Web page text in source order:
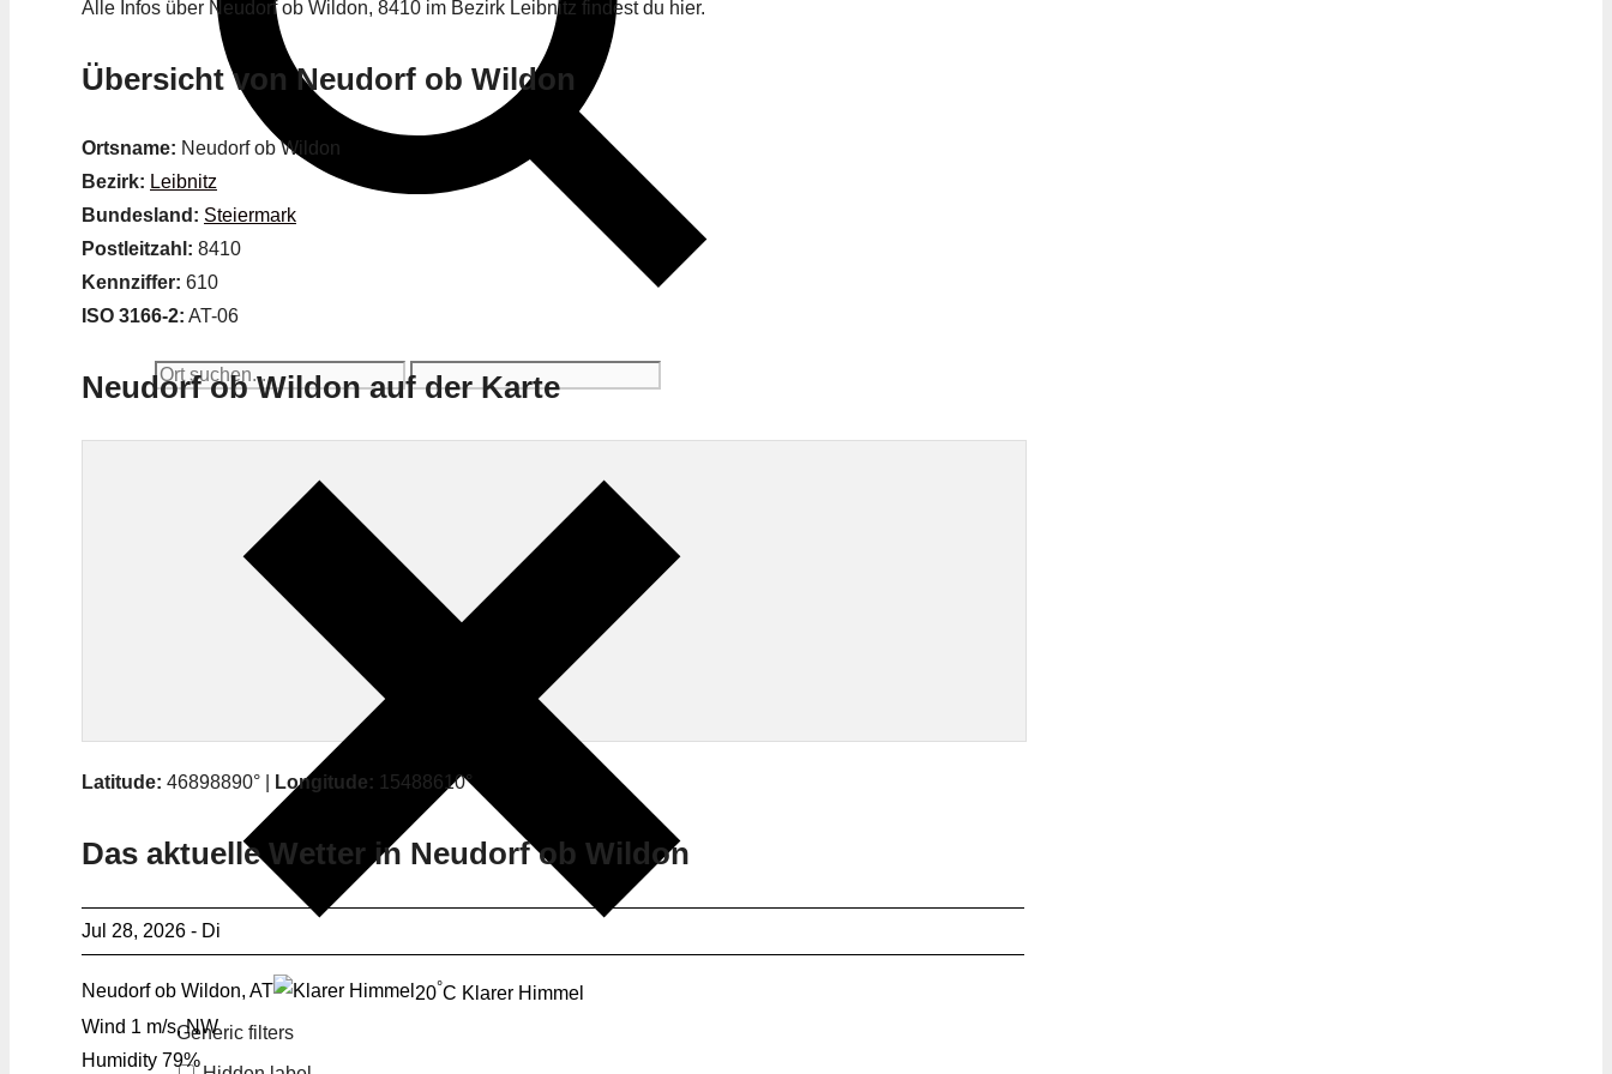
Generic filters
Alle Infos über Neudorf ob Wildon, 8410 im Bezirk Leibnitz findest du hier.
Übersicht von Neudorf ob Wildon
Ortsname: Neudorf ob Wildon
Bezirk: Leibnitz
Bundesland: Steiermark
Postleitzahl: 8410
Kennziffer: 610
ISO 3166-2: AT-06
Neudorf ob Wildon auf der Karte
Latitude: 46898890° | Longitude: 15488610°
Das aktuelle Wetter in Neudorf ob Wildon
Jul 28, 2026 - Di
Neudorf ob Wildon, AT 20°C Klarer Himmel
Wind 1 m/s, NW
Humidity 79%